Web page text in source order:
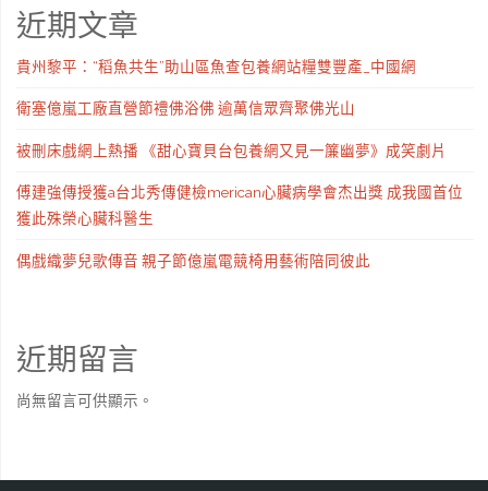
近期文章
貴州黎平：“稻魚共生”助山區魚查包養網站糧雙豐產_中國網
衛塞億嵐工廠直營節禮佛浴佛 逾萬信眾齊聚佛光山
被刪床戲網上熱播 《甜心寶貝台包養網又見一簾幽夢》成笑劇片
傅建強傳授獲a台北秀傳健檢merican心臟病學會杰出獎 成我國首位
獲此殊榮心臟科醫生
偶戲織夢兒歌傳音 親子節億嵐電競椅用藝術陪同彼此
近期留言
尚無留言可供顯示。